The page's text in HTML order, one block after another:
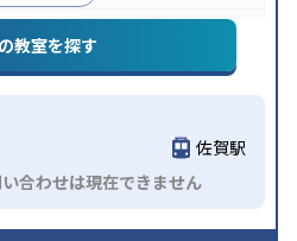
制度あり学習にPC・タブレットを
ン対応
教室を探す
佐賀駅
合わせは現在できません